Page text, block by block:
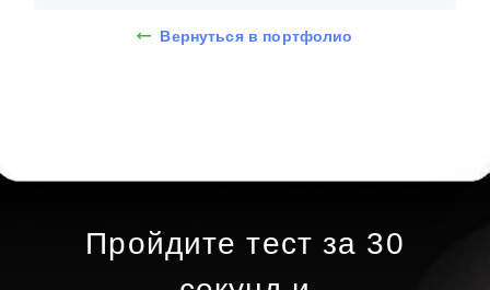
оформления интерьера. Такой логотип выглядит
Вернуться в портфолио
Пройдите тест за 30